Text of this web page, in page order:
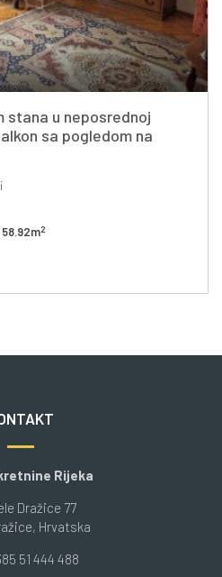
stana u neposrednoj
sa pogledom na
58.92m2
Rijeka
Dražice 77
, Hrvatska
51 444 488